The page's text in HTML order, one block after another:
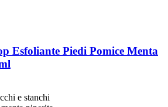
Esfoliante Piedi Pomice Menta
e stanchi